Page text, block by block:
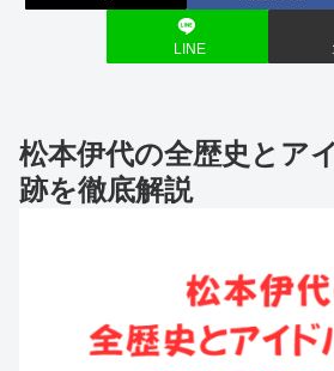
LINE
松本伊代の全歴史とア
跡を徹底解説